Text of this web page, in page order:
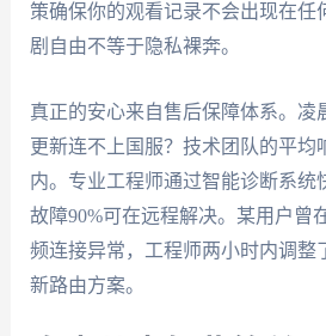
策确保你的观看记录不会出现在任
剧自由不等于隐私裸奔。
真正的安心来自售后保障体系。凌
更新连不上国服？技术团队的平均
内。专业工程师通过智能诊断系统
故障90%可在远程解决。某用户曾
频连接异常，工程师两小时内调整
新路由方案。